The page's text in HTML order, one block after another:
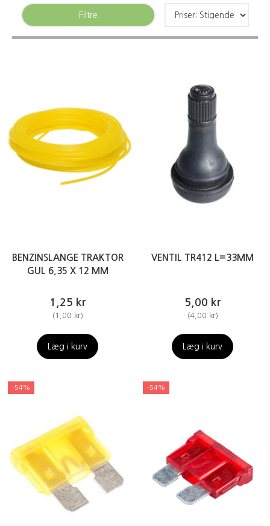
Filtre
BENZINSLANGE TRAKTOR
GUL 6,35 X 12 MM
1,25 kr
(1,00 kr)
Læg i kurv
VENTIL TR412 L=33MM
5,00 kr
(4,00 kr)
Læg i kurv
-54% -54%